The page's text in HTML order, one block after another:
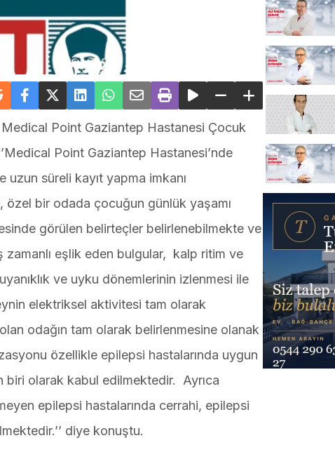
Point Gaziantep Hastanesi Çocuk
Point Gaziantep Hastanesi’nde
süreli kayıt yapma imkanı
bir odada çocuğun günlük yaşamı
görülen belirteçler belirlenebilmekte ve
eşlik eden bulgular, kalp ritim ve
ve uyku dönemlerinin izlenmesi ile
elektriksel aktivitesi tam olarak
odağın tam olarak belirlenmesine olanak
özellikle epilepsi hastalarında uygun
olarak kabul edilmektedir. Ayrıca
epilepsi hastalarında cerrahi, epilepsi
diye konuştu.